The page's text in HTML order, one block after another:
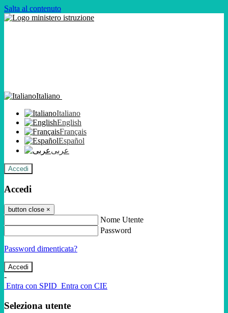
Salta al contenuto
Italiano
Italiano
English
Français
Español
عربى
Accedi
Accedi
button close ×
Nome Utente
Password
Password dimenticata?
-
Entra con SPID Entra con CIE
Seleziona utente